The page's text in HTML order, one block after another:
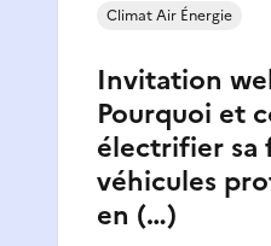
Invitation
Pourquoi et
électrifier sa
véhicules
en (…)
Climat Air Énergie